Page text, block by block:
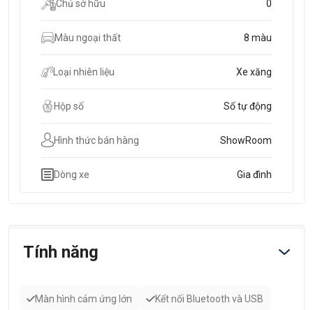
Chủ sở hữu 0
Màu ngoại thất 8 màu
Loại nhiên liệu Xe xăng
Hộp số Số tự động
Hình thức bán hàng ShowRoom
Dòng xe Gia đình
Tính năng
Màn hình cảm ứng lớn Kết nối Bluetooth và USB